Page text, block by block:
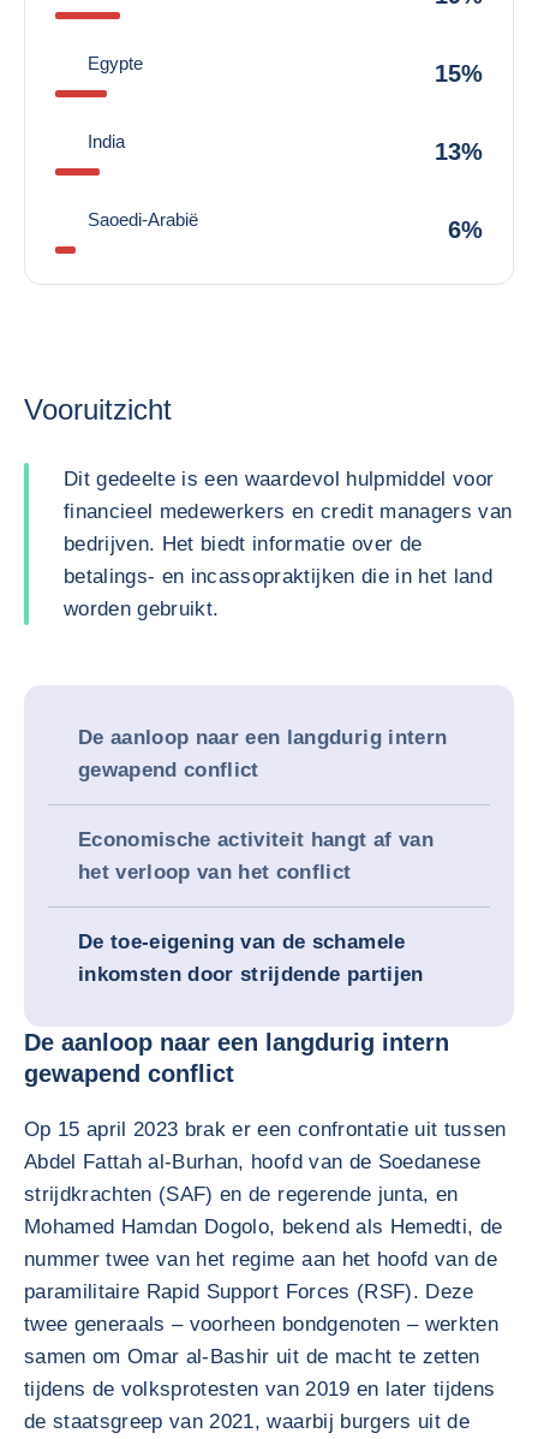
Egypte 15%
India 13%
Saoedi-Arabië 6%
Vooruitzicht
Dit gedeelte is een waardevol hulpmiddel voor
financieel medewerkers en credit managers van
bedrijven. Het biedt informatie over de
betalings- en incassopraktijken die in het land
worden gebruikt.
De aanloop naar een langdurig intern
gewapend conflict
Economische activiteit hangt af van
het verloop van het conflict
De toe-eigening van de schamele
inkomsten door strijdende partijen
De aanloop naar een langdurig intern
gewapend conflict
Op 15 april 2023 brak er een confrontatie uit tussen
Abdel Fattah al-Burhan, hoofd van de Soedanese
strijdkrachten (SAF) en de regerende junta, en
Mohamed Hamdan Dogolo, bekend als Hemedti, de
nummer twee van het regime aan het hoofd van de
paramilitaire Rapid Support Forces (RSF). Deze
twee generaals – voorheen bondgenoten – werkten
samen om Omar al-Bashir uit de macht te zetten
tijdens de volksprotesten van 2019 en later tijdens
de staatsgreep van 2021, waarbij burgers uit de